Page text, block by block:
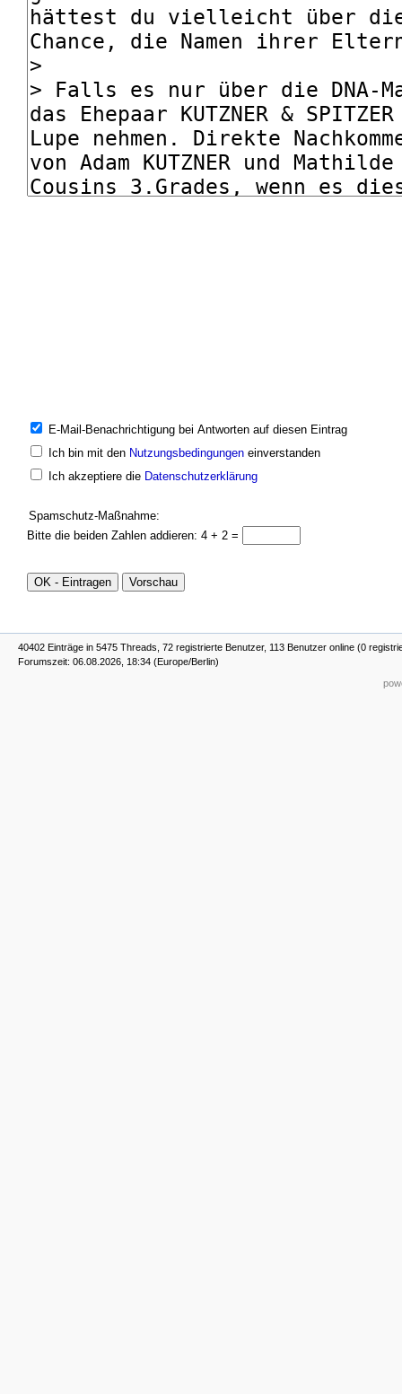
E-Mail-Benachrichtigung bei Antworten auf diesen Eintrag
Ich bin mit den Nutzungsbedingungeneinverstanden
Ich akzeptiere die Datenschutzerklärung
Spamschutz-Maßnahme:
Bitte die beiden Zahlen addieren: 4 + 2 =
40402 Einträge in 5475 Threads, 72 registrierte Benutzer, 113 Benutzer online (0
Forumszeit: 06.08.2026, 18:34 (Europe/Berlin)